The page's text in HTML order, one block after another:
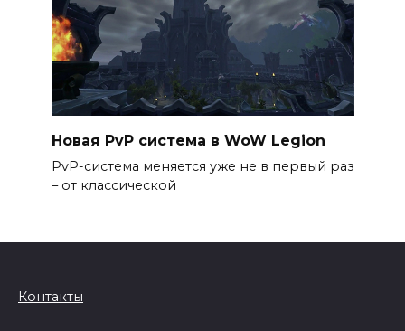
Новая PvP система в WoW Legion
PvP-система меняется уже не в первый раз
– от классической
Контакты